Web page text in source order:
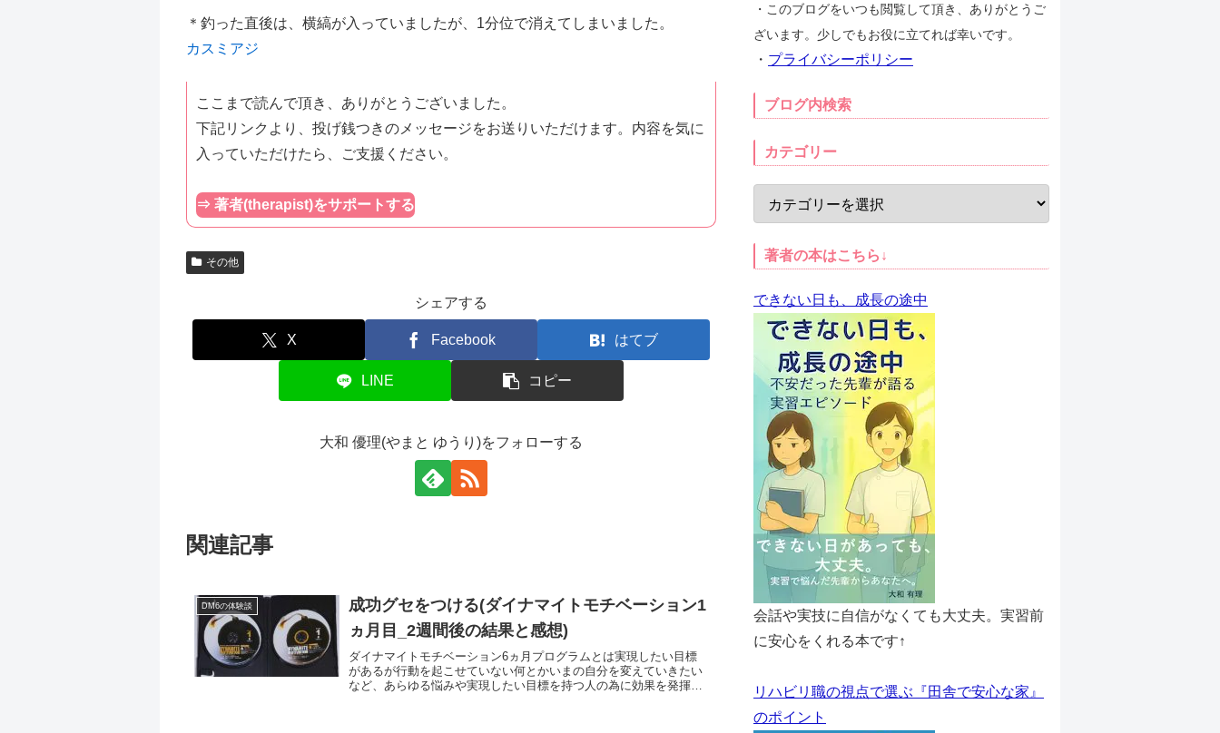
＊釣った直後は、横縞が入っていましたが、1分位で消えてしまいました。
カスミアジ
ここまで読んで頂き、ありがとうございました。
下記リンクより、投げ銭つきのメッセージをお送りいただけます。内容を気に
入っていただけたら、ご支援ください。
⇒ 著者(therapist)をサポートする
その他
シェアする
X Facebook はてブ
LINE コピー
大和 優理(やまと ゆうり)をフォローする
関連記事
DM6の体験談
成功グセをつける(ダイナマイトモチベーション1
ヵ月目_2週間後の結果と感想)
ダイナマイトモチベーション6ヵ月プログラムとは実現したい目標
があるが行動を起こせていない何とかいまの自分を変えていきたい
など、あらゆる悩みや実現したい目標を持つ人の為に効果を発揮す
・このブログをいつも閲覧して頂き、ありがとうご
ざいます。少しでもお役に立てれば幸いです。
・ プライバシーポリシー
ブログ内検索
カテゴリー
著者の本はこちら↓
できない日も、成長の途中
会話や実技に自信がなくても大丈夫。実習前
に安心をくれる本です↑
リハビリ職の視点で選ぶ『田舎で安心な家』
のポイント